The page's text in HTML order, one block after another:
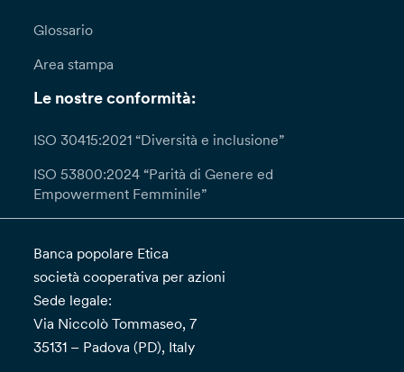
Glossario
Area stampa
Le nostre conformità:
ISO 30415:2021 “Diversità e inclusione”
ISO 53800:2024 “Parità di Genere ed
Empowerment Femminile”
Banca popolare Etica
società cooperativa per azioni
Sede legale:
Via Niccolò Tommaseo, 7
35131 – Padova (PD), Italy